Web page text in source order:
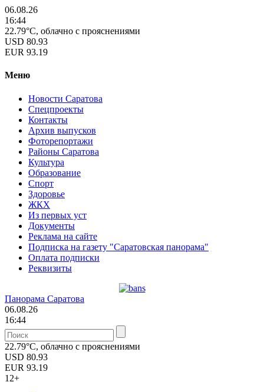
06.08.26
16:44
22.79°C, облачно с прояснениями
USD 80.93
EUR 93.19
Меню
Новости Саратова
Спецпроекты
Контакты
Архив выпусков
Фоторепортажи
Районы Саратова
Культура
Образование
Спорт
Здоровье
ЖКХ
Из пеpвых уст
Документы
Реклама на сайте
Подписка на газету "Саратовская панорама"
Оплата подписки
Реквизиты
Панорама Саратова
06.08.26
16:44
22.79°C, облачно с прояснениями
USD 80.93
EUR 93.19
12+